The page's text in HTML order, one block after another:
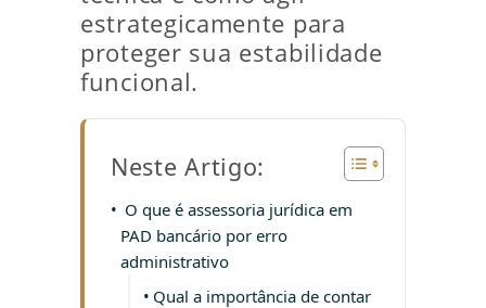
estrategicamente para
proteger sua estabilidade
funcional.
Neste Artigo:
O que é assessoria jurídica em
PAD bancário por erro
administrativo
Qual a importância de contar